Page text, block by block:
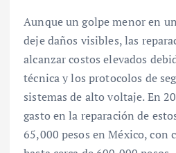
Aunque un golpe menor en
deje daños visibles, las
alcanzar costos elevados
técnica y los protocolos de
sistemas de alto voltaje. En
gasto en la reparación de
65,000 pesos en México, con